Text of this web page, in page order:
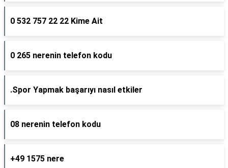
0 532 757 22 22 Kime Ait
0 265 nerenin telefon kodu
.Spor Yapmak başarıyı nasıl etkiler
08 nerenin telefon kodu
+49 1575 nere